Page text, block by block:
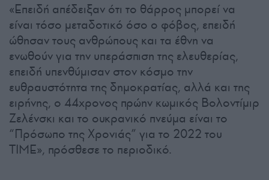
«Επειδή απέδειξαν ότι το θάρρος μπορεί να
είναι τόσο μεταδοτικό όσο ο φόβος, επειδή
ώθησαν τους ανθρώπους και τα έθνη να
ενωθούν για την υπεράσπιση της ελευθερίας,
επειδή υπενθύμισαν στον κόσμο την
ευθραυστότητα της δημοκρατίας, αλλά και της
ειρήνης, ο 44χρονος πρώην κωμικός Βολοντίμιρ
Ζελένσκι και το ουκρανικό πνεύμα είναι το
“Πρόσωπο της Χρονιάς” για το 2022 του
TIME», πρόσθεσε το περιοδικό.